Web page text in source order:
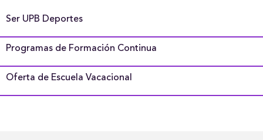
Ser UPB Deportes
Programas de Formación Continua
Oferta de Escuela Vacacional